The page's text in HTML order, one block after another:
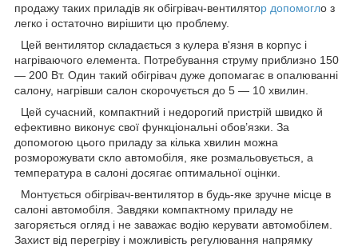
продажу таких приладів як обігрівач-вентилятор допомогло з
легко і остаточно вирішити цю проблему.
Цей вентилятор складається з кулера в'язня в корпус і
нагріваючого елемента. Потребування струму приблизно 150
— 200 Вт. Один такий обігрівач дуже допомагає в опалюванні
салону, нагрівши салон скорочується до 5 — 10 хвилин.
Цей сучасний, компактний і недорогий пристрій швидко й
ефективно виконує свої функціональні обов’язки. За
допомогою цього приладу за кілька хвилин можна
розморожувати скло автомобіля, яке розмальовується, а
температура в салоні досягає оптимальної оцінки.
Монтується обігрівач-вентилятор в будь-яке зручне місце в
салоні автомобіля. Завдяки компактному приладу не
загоряється огляд і не заважає водію керувати автомобілем.
Захист від перегріву і можливість регулювання напрямку